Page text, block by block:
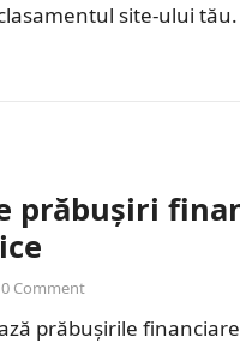
site-ului
prăbușiri
0 Comment
prăbușirile